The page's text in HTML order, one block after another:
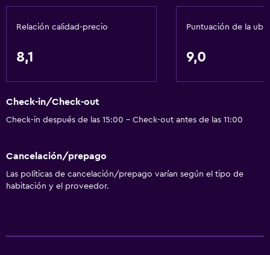
Renta de autos
Servicio de despertador
Instalaciones para reuniones
Minimercado en las instalaciones
Relación calidad-precio
8,1
Puntuación de la
9,0
Check-in/Check-out
Check-in después de las 15:00 - Check-out antes de las 11:00
Cancelación/prepago
Las políticas de cancelación/prepago varían según el tipo de
habitación y el proveedor.